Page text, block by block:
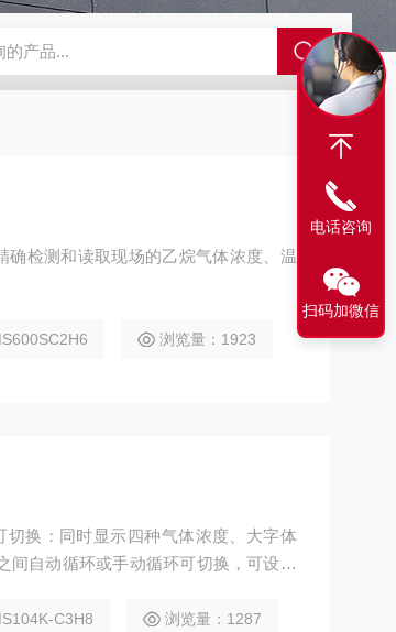
测仪 JES-MS400W-CO一氧化碳气体检测仪
确检测和读取现场的乙烷气体浓度、温
浏览量：1923
切换：同时显示四种气体浓度、大字体
间自动循环或手动循环可切换，可设置
C3H8 浏览量：1287
电话咨询
扫码加微信